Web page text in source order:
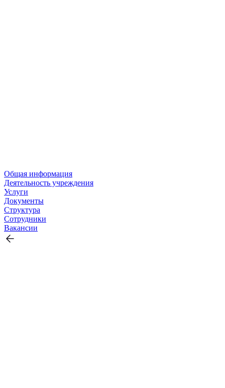
Общая информация
Деятельность учреждения
Услуги
Документы
Структура
Сотрудники
Вакансии